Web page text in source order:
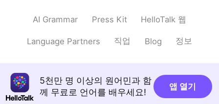
AI Grammar Press Kit HelloTalk 웹
Language Partners 직업 Blog 정보
5천만 명 이상의 원어민과 함
께 무료로 언어를 배우세요!
앱 열기